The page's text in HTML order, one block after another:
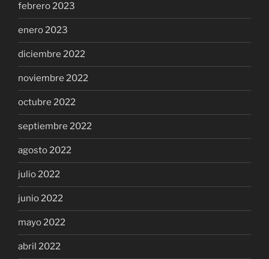
febrero 2023
enero 2023
diciembre 2022
noviembre 2022
octubre 2022
septiembre 2022
agosto 2022
julio 2022
junio 2022
mayo 2022
abril 2022